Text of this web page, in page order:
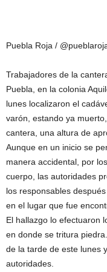
Puebla Roja /
Trabajadores de la
Puebla, en la colonia
lunes localizaron el
varón, estando ya
cantera, una altura de
Aunque en un inicio se
manera accidental, por
cuerpo, las autoridades
los responsables
en el lugar que fue
El hallazgo lo efectuaron
en donde se tritura
de la tarde de este lunes
autoridades.